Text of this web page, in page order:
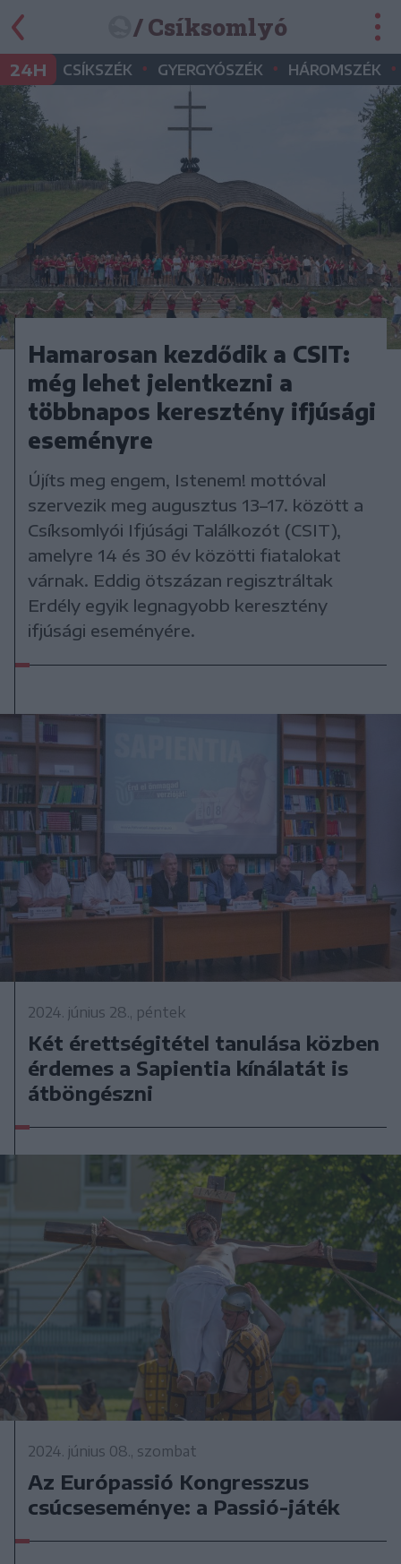
/ Csíksomlyó
24H CSÍKSZÉK • GYERGYÓSZÉK • HÁROMSZÉK •
Hamarosan kezdődik a CSIT:
még lehet jelentkezni a
többnapos keresztény ifjúsági
eseményre
Újíts meg engem, Istenem! mottóval
szervezik meg augusztus 13–17. között a
Csíksomlyói Ifjúsági Találkozót (CSIT),
amelyre 14 és 30 év közötti fiatalokat
várnak. Eddig ötszázan regisztráltak
Erdély egyik legnagyobb keresztény
ifjúsági eseményére.
2024. június 28., péntek
Két érettségitétel tanulása közben
érdemes a Sapientia kínálatát is
átböngészni
2024. június 08., szombat
Az Európassió Kongresszus
csúcseseménye: a Passió-játék